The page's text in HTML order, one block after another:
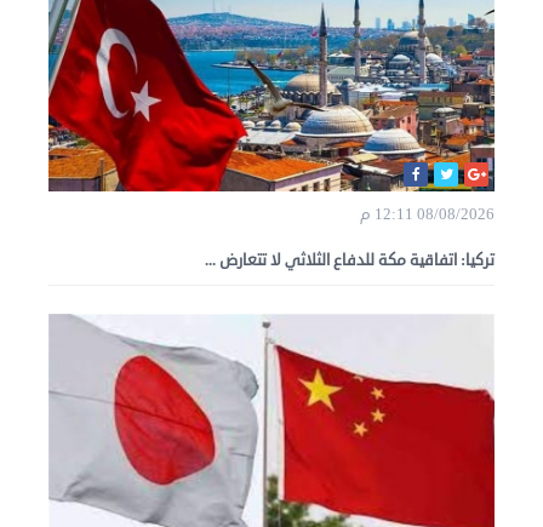
08/08/2026 12:11 م
تركيا: اتفاقية مكة للدفاع الثلاثي لا تتعارض ...